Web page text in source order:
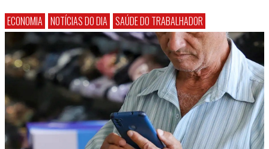
ECONOMIA NOTÍCIAS DO DIA SAÚDE DO TRABALHADOR